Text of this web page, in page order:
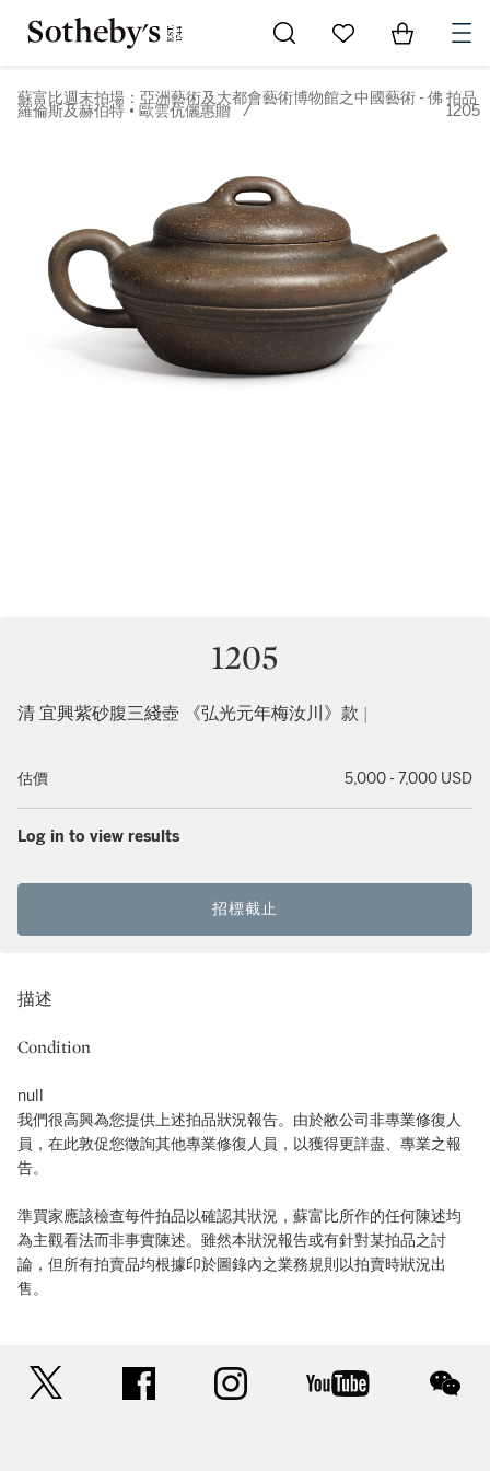
Go to My Favorites
Items in
蘇富比週末拍場：亞洲藝術及大都會藝術博物館之中國藝術 - 佛
羅倫斯及赫伯特 • 歐雲伉儷惠贈 /
拍品
1205
1205
清 宜興紫砂腹三綫壺 《弘光元年梅汝川》款 |
估價 5,000 - 7,000 USD
Log in to view results
招標截止
描述
Condition
null
我們很高興為您提供上述拍品狀況報告。由於敝公司非專業修復人
員，在此敦促您徵詢其他專業修復人員，以獲得更詳盡、專業之報
告。
準買家應該檢查每件拍品以確認其狀況，蘇富比所作的任何陳述均
為主觀看法而非事實陳述。雖然本狀況報告或有針對某拍品之討
論，但所有拍賣品均根據印於圖錄內之業務規則以拍賣時狀況出
售。
facebook instagram youtube